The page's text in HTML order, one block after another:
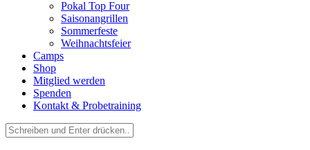
Pokal Top Four
Saisonangrillen
Sommerfeste
Weihnachtsfeier
Camps
Shop
Mitglied werden
Spenden
Kontakt & Probetraining
Suchen
nach: